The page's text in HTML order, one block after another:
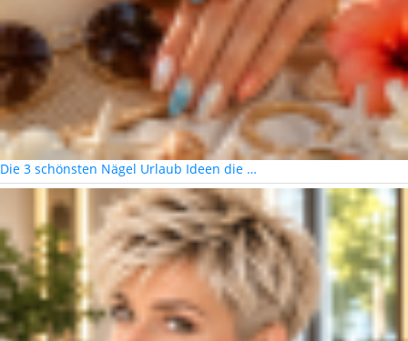
Die 3 schönsten Nägel Urlaub Ideen die …